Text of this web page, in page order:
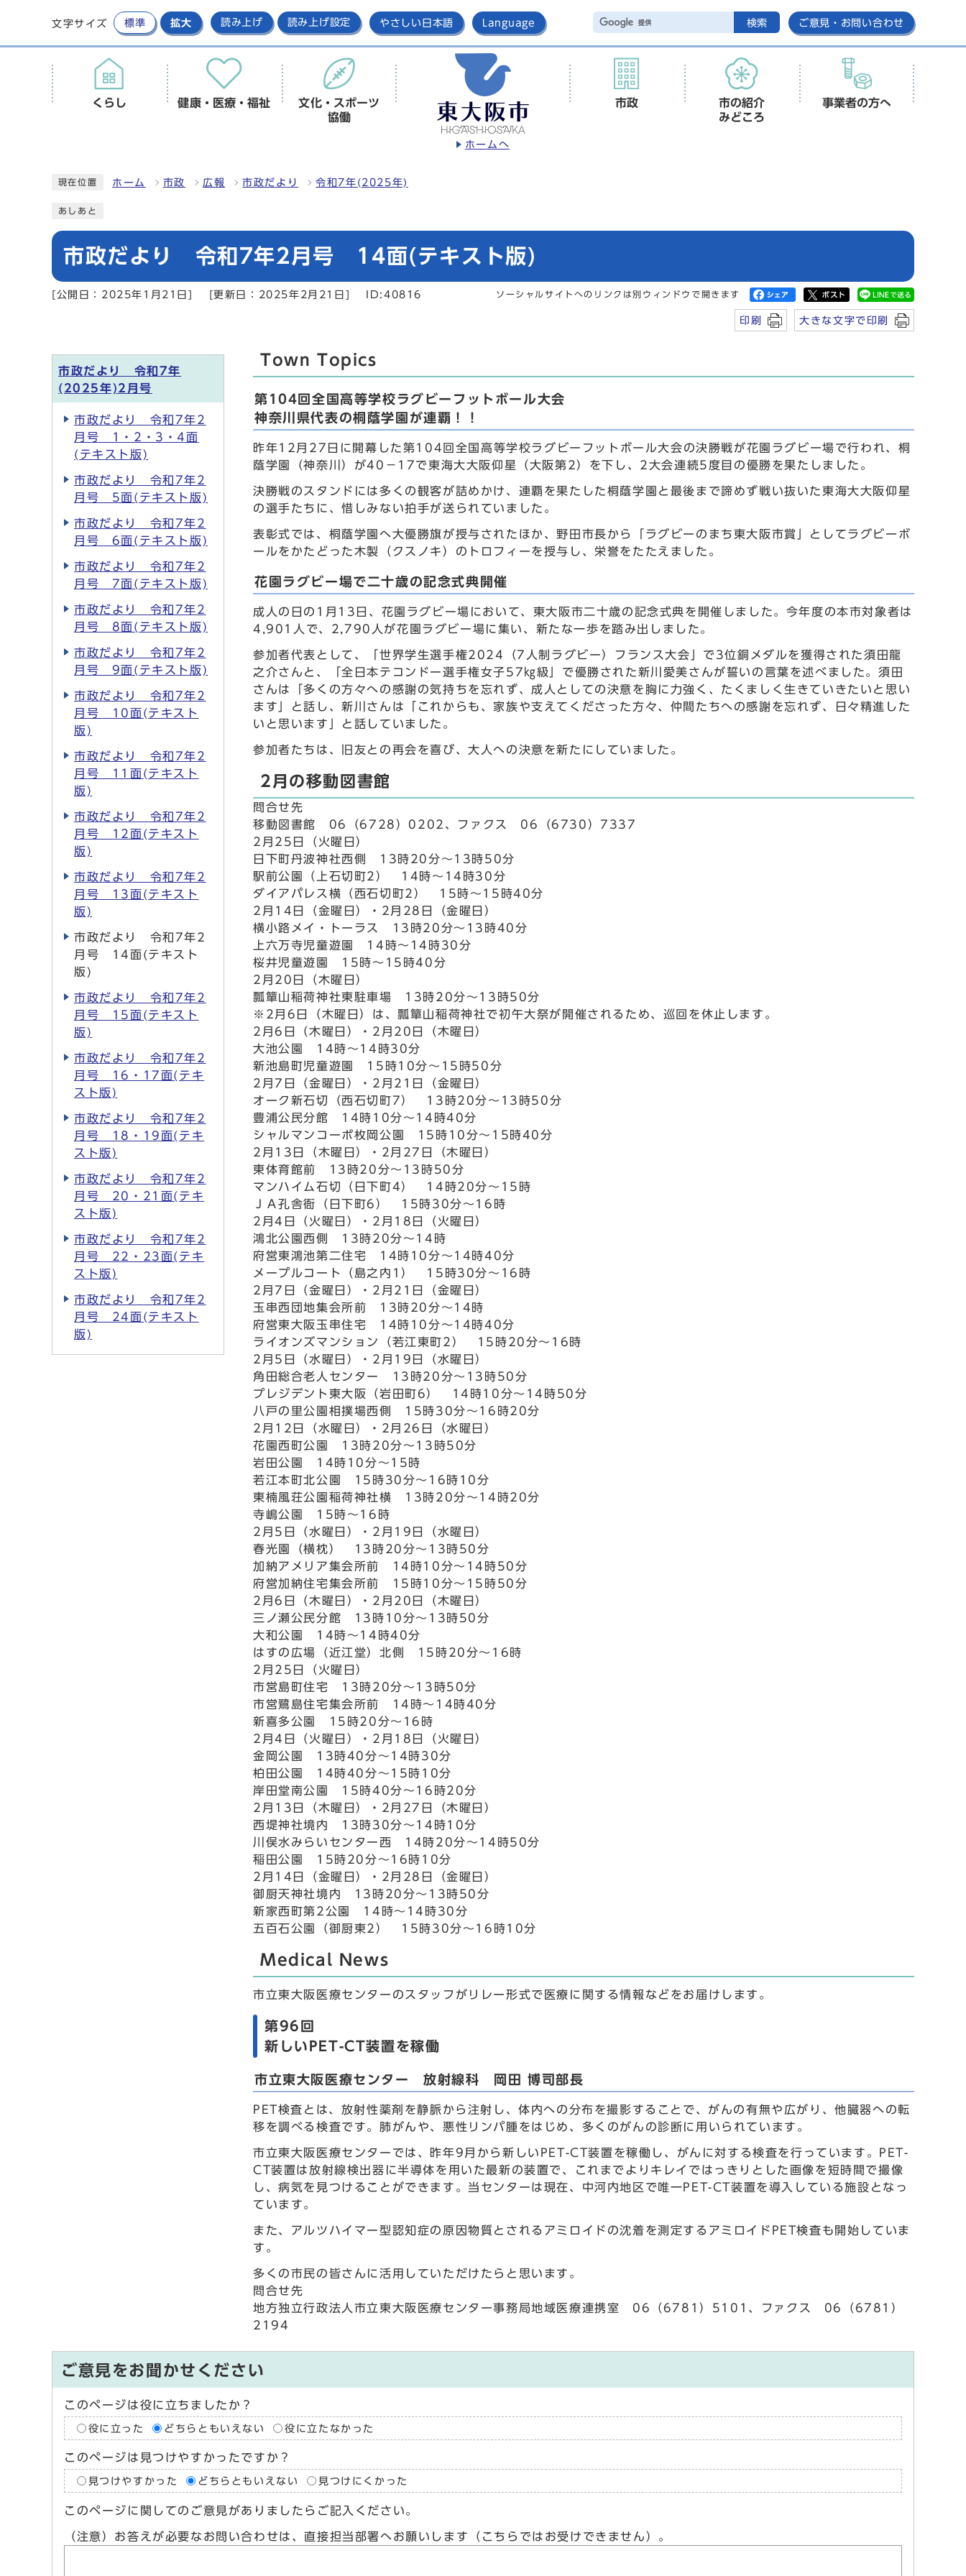
文字サイズ 標準 拡大 読み上げ 読み上げ設定 やさしい日本語 Language 検索 ご意見・お問い合わせ
ホームへ
くらし 健康・医療・福祉
文化・スポーツ
協働
市政
市の紹介
みどころ
事業者の方へ
現在位置 ホーム 市政 広報 市政だより 令和7年(2025年)
あしあと
市政だより 令和7年2月号 14面(テキスト版)
[公開日：2025年1月21日] [更新日：2025年2月21日] ID:40816 ソーシャルサイトへのリンクは別ウィンドウで開きます
印刷 大きな文字で印刷
Town Topics
第104回全国高等学校ラグビーフットボール大会
神奈川県代表の桐蔭学園が連覇！！
昨年12月27日に開幕した第104回全国高等学校ラグビーフットボール大会の決勝戦が花園ラグビー場で行われ、桐
蔭学園（神奈川）が40−17で東海大大阪仰星（大阪第2）を下し、2大会連続5度目の優勝を果たしました。
決勝戦のスタンドには多くの観客が詰めかけ、連覇を果たした桐蔭学園と最後まで諦めず戦い抜いた東海大大阪仰星
の選手たちに、惜しみない拍手が送られていました。
表彰式では、桐蔭学園へ大優勝旗が授与されたほか、野田市長から「ラグビーのまち東大阪市賞」としてラグビーボ
ールをかたどった木製（クスノキ）のトロフィーを授与し、栄誉をたたえました。
花園ラグビー場で二十歳の記念式典開催
成人の日の1月13日、花園ラグビー場において、東大阪市二十歳の記念式典を開催しました。今年度の本市対象者は
4,901人で、2,790人が花園ラグビー場に集い、新たな一歩を踏み出しました。
参加者代表として、「世界学生選手権2024（7人制ラグビー）フランス大会」で3位銅メダルを獲得された須田龍
之介さんと、「全日本テコンドー選手権女子57㎏級」で優勝された新川愛美さんが誓いの言葉を述べました。須田
さんは「多くの方々への感謝の気持ちを忘れず、成人としての決意を胸に力強く、たくましく生きていきたいと思い
ます」と話し、新川さんは「これからも、家族や支えてくださった方々、仲間たちへの感謝を忘れず、日々精進した
いと思います」と話していました。
参加者たちは、旧友との再会を喜び、大人への決意を新たにしていました。
2月の移動図書館
問合せ先
移動図書館 06（6728）0202、ファクス 06（6730）7337
2月25日（火曜日）
日下町丹波神社西側 13時20分～13時50分
駅前公園（上石切町2） 14時～14時30分
ダイアパレス横（西石切町2） 15時～15時40分
2月14日（金曜日）・2月28日（金曜日）
横小路メイ・トーラス 13時20分～13時40分
上六万寺児童遊園 14時～14時30分
桜井児童遊園 15時～15時40分
2月20日（木曜日）
瓢簞山稲荷神社東駐車場 13時20分～13時50分
※2月6日（木曜日）は、瓢簞山稲荷神社で初午大祭が開催されるため、巡回を休止します。
2月6日（木曜日）・2月20日（木曜日）
大池公園 14時～14時30分
新池島町児童遊園 15時10分～15時50分
2月7日（金曜日）・2月21日（金曜日）
オーク新石切（西石切町7） 13時20分～13時50分
豊浦公民分館 14時10分～14時40分
シャルマンコーポ枚岡公園 15時10分～15時40分
2月13日（木曜日）・2月27日（木曜日）
東体育館前 13時20分～13時50分
マンハイム石切（日下町4） 14時20分～15時
ＪＡ孔舎衙（日下町6） 15時30分～16時
2月4日（火曜日）・2月18日（火曜日）
鴻北公園西側 13時20分～14時
府営東鴻池第二住宅 14時10分～14時40分
メープルコート（島之内1） 15時30分～16時
2月7日（金曜日）・2月21日（金曜日）
玉串西団地集会所前 13時20分～14時
府営東大阪玉串住宅 14時10分～14時40分
ライオンズマンション（若江東町2） 15時20分～16時
2月5日（水曜日）・2月19日（水曜日）
角田総合老人センター 13時20分～13時50分
プレジデント東大阪（岩田町6） 14時10分～14時50分
八戸の里公園相撲場西側 15時30分～16時20分
2月12日（水曜日）・2月26日（水曜日）
花園西町公園 13時20分～13時50分
岩田公園 14時10分～15時
若江本町北公園 15時30分～16時10分
東楠風荘公園稲荷神社横 13時20分～14時20分
寺嶋公園 15時～16時
2月5日（水曜日）・2月19日（水曜日）
春光園（横枕） 13時20分～13時50分
加納アメリア集会所前 14時10分～14時50分
府営加納住宅集会所前 15時10分～15時50分
2月6日（木曜日）・2月20日（木曜日）
三ノ瀬公民分館 13時10分～13時50分
大和公園 14時～14時40分
はすの広場（近江堂）北側 15時20分～16時
2月25日（火曜日）
市営島町住宅 13時20分～13時50分
市営鷺島住宅集会所前 14時～14時40分
新喜多公園 15時20分～16時
2月4日（火曜日）・2月18日（火曜日）
金岡公園 13時40分～14時30分
柏田公園 14時40分～15時10分
岸田堂南公園 15時40分～16時20分
2月13日（木曜日）・2月27日（木曜日）
西堤神社境内 13時30分～14時10分
川俣水みらいセンター西 14時20分～14時50分
稲田公園 15時20分～16時10分
2月14日（金曜日）・2月28日（金曜日）
御厨天神社境内 13時20分～13時50分
新家西町第2公園 14時～14時30分
五百石公園（御厨東2） 15時30分～16時10分
Medical News
市立東大阪医療センターのスタッフがリレー形式で医療に関する情報などをお届けします。
第96回
新しいPET-CT装置を稼働
市立東大阪医療センター 放射線科 岡田 博司部長
PET検査とは、放射性薬剤を静脈から注射し、体内への分布を撮影することで、がんの有無や広がり、他臓器への転
移を調べる検査です。肺がんや、悪性リンパ腫をはじめ、多くのがんの診断に用いられています。
市立東大阪医療センターでは、昨年9月から新しいPET-CT装置を稼働し、がんに対する検査を行っています。PET-
CT装置は放射線検出器に半導体を用いた最新の装置で、これまでよりキレイではっきりとした画像を短時間で撮像
し、病気を見つけることができます。当センターは現在、中河内地区で唯一PET-CT装置を導入している施設となっ
ています。
また、アルツハイマー型認知症の原因物質とされるアミロイドの沈着を測定するアミロイドPET検査も開始していま
す。
多くの市民の皆さんに活用していただけたらと思います。
問合せ先
地方独立行政法人市立東大阪医療センター事務局地域医療連携室 06（6781）5101、ファクス 06（6781）
2194
市政だより 令和7年
(2025年)2月号
市政だより 令和7年2
月号 1・2・3・4面
(テキスト版)
市政だより 令和7年2
月号 5面(テキスト版)
市政だより 令和7年2
月号 6面(テキスト版)
市政だより 令和7年2
月号 7面(テキスト版)
市政だより 令和7年2
月号 8面(テキスト版)
市政だより 令和7年2
月号 9面(テキスト版)
市政だより 令和7年2
月号 10面(テキスト
版)
市政だより 令和7年2
月号 11面(テキスト
版)
市政だより 令和7年2
月号 12面(テキスト
版)
市政だより 令和7年2
月号 13面(テキスト
版)
市政だより 令和7年2
月号 14面(テキスト
版)
市政だより 令和7年2
月号 15面(テキスト
版)
市政だより 令和7年2
月号 16・17面(テキ
スト版)
市政だより 令和7年2
月号 18・19面(テキ
スト版)
市政だより 令和7年2
月号 20・21面(テキ
スト版)
市政だより 令和7年2
月号 22・23面(テキ
スト版)
市政だより 令和7年2
月号 24面(テキスト
版)
ご意見をお聞かせください
このページは役に立ちましたか？
役に立った どちらともいえない 役に立たなかった
このページは見つけやすかったですか？
見つけやすかった どちらともいえない 見つけにくかった
このページに関してのご意見がありましたらご記入ください。
（注意）お答えが必要なお問い合わせは、直接担当部署へお願いします（こちらではお受けできません）。